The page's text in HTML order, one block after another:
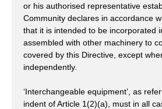
or his authorised representative
Community declares in accordance
that it is intended to be incorporated
assembled with other machinery to
covered by this Directive, except
independently.
‘Interchangeable equipment’, as
indent of Article 1(2)(a), must in all